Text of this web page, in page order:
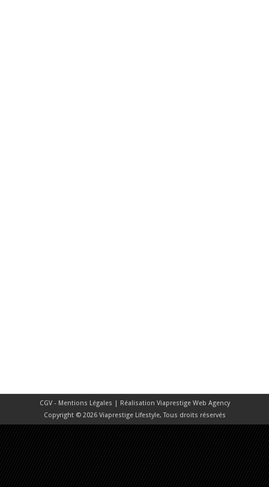
CGV - Mentions Légales | Réalisation Viaprestige Web Agency
Copyright © 2026 Viaprestige Lifestyle, Tous droits réservés